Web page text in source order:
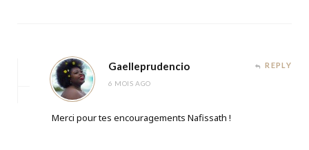
Gaelleprudencio
6 MOIS AGO
REPLY
Merci pour tes encouragements Nafissath !